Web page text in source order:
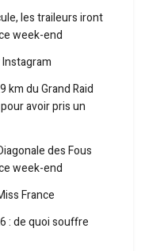
les traileurs iront
week-end
du Grand Raid
avoir pris un
des Fous
week-end
France
: de quoi souffre